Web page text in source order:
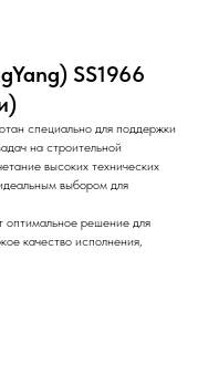
SS1966
специально для поддержки
на строительной
высоких технических
выбором для
оптимальное решение для
качество исполнения,